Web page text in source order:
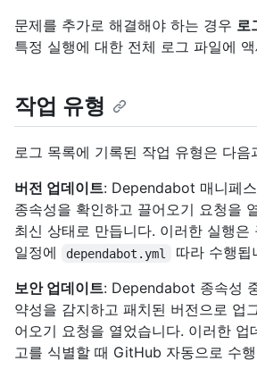
문제를 추가로 해결해야 하는 경우 로
특정 실행에 대한 전체 로그 파일에
작업 유형
로그 목록에 기록된 작업 유형은 다음
버전 업데이트: Dependabot 매니페
종속성을 확인하고 끌어오기 요청을
최신 상태로 만듭니다. 이러한 실행은
일정에
dependabot.yml
따라 수행됩
보안 업데이트: Dependabot 종속성
약성을 감지하고 패치된 버전으로 업
어오기 요청을 열었습니다. 이러한 업
고를 식별할 때 GitHub 자동으로 수